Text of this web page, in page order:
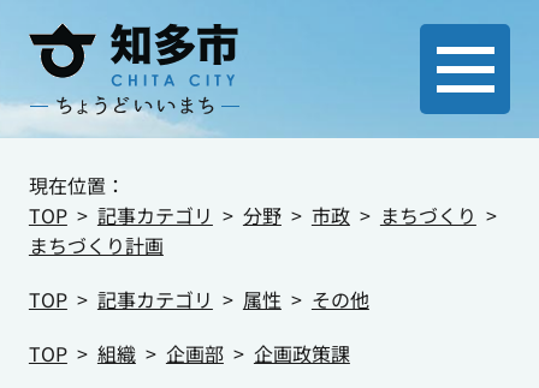
現在位置：
TOP
記事カテゴリ 分野 市政
まちづくり
まちづくり計画
TOP
記事カテゴリ 属性
その他
TOP
組織 企画部 企画政策課